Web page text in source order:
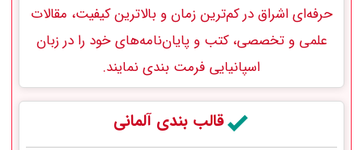
حرفه‌ای اشراق در کم‌ترین زمان و بالاترین کیفیت، مقالات
علمی و تخصصی، کتب و پایان‌نامه‌های خود را در زبان
اسپانیایی‌ فرمت‌ بندی نمایند.
قالب بندی آلمانی